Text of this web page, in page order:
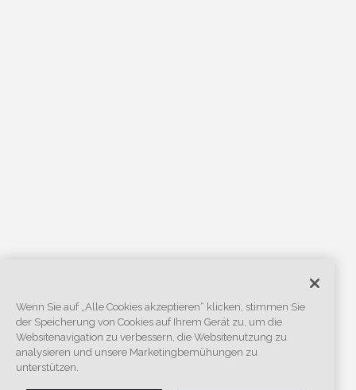
Wenn Sie auf „Alle Cookies akzeptieren“ klicken, stimmen Sie
der Speicherung von Cookies auf Ihrem Gerät zu, um die
Websitenavigation zu verbessern, die Websitenutzung zu
analysieren und unsere Marketingbemühungen zu
unterstützen.